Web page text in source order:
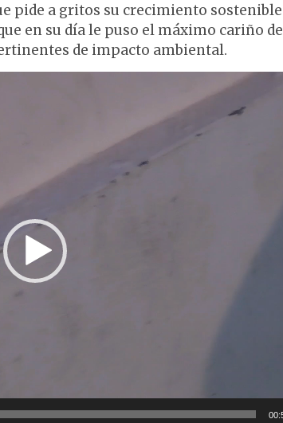
pide a gritos su crecimiento
en su día le puso el máximo cariño
de impacto ambiental.